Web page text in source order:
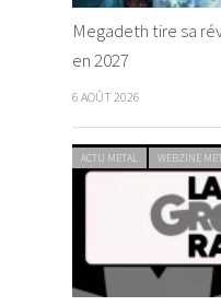
Megadeth tire sa
en 2027
6 AOÛT 2026
ACTU METAL WEBZINE